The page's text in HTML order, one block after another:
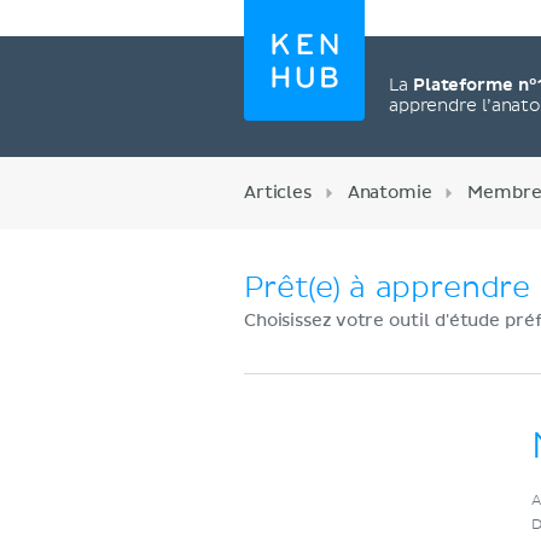
La Plateforme
apprendre
Articles Anatomie
Prêt(e) à apprendre
Choisissez votre outil d'étude